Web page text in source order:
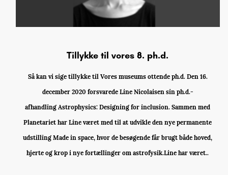
Tillykke til vores 8. ph.d.
Så kan vi sige tillykke til Vores museums ottende ph.d. Den 16.
december 2020 forsvarede Line Nicolaisen sin ph.d.-
afhandling Astrophysics: Designing for inclusion. Sammen med
Planetariet har Line været med til at udvikle den nye permanente
udstilling Made in space, hvor de besøgende får brugt både hoved,
hjerte og krop i nye fortællinger om astrofysik.Line har været..